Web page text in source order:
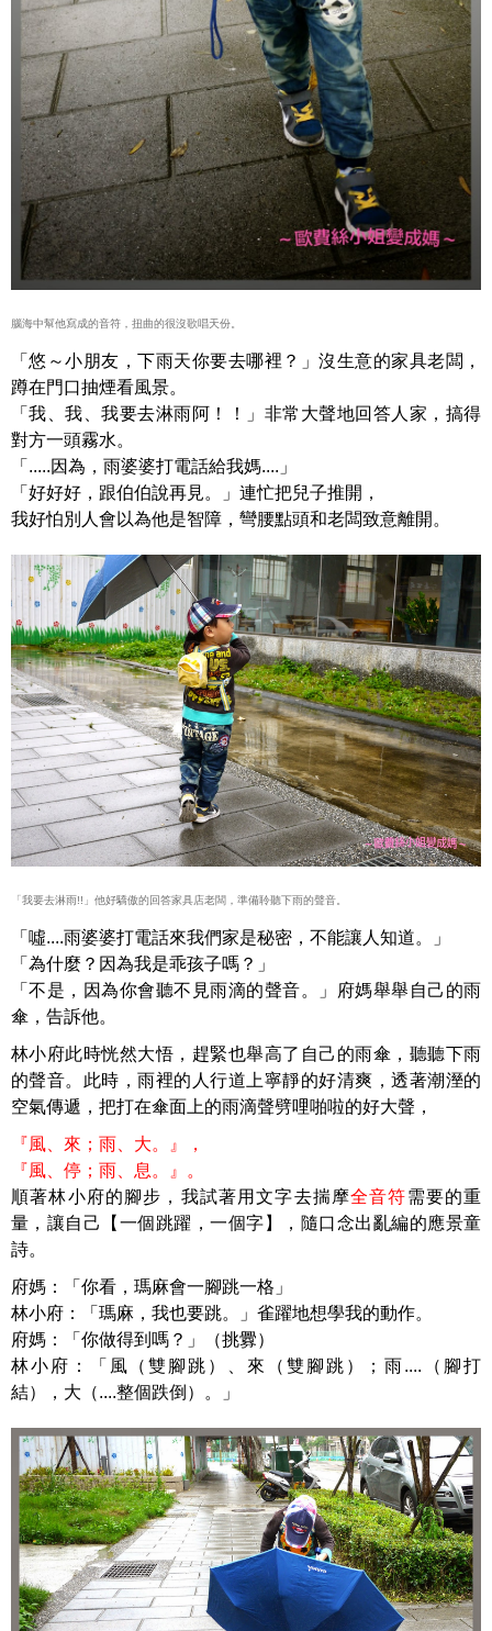
腦海中幫他寫成的音符，扭曲的很沒歌唱天份。
「悠～小朋友，下雨天你要去哪裡？」沒生意的家具老闆，
蹲在門口抽煙看風景。
「我、我、我要去淋雨阿！！」非常大聲地回答人家，搞得
對方一頭霧水。
「.....因為，雨婆婆打電話給我媽....」
「好好好，跟伯伯說再見。」連忙把兒子推開，
我好怕別人會以為他是智障，彎腰點頭和老闆致意離開。
「我要去淋雨!!」他好驕傲的回答家具店老闆，準備聆聽下雨的聲音。
「噓....雨婆婆打電話來我們家是秘密，不能讓人知道。」
「為什麼？因為我是乖孩子嗎？」
「不是，因為你會聽不見雨滴的聲音。」府媽舉舉自己的雨
傘，告訴他。
林小府此時恍然大悟，趕緊也舉高了自己的雨傘，聽聽下雨
的聲音。此時，雨裡的人行道上寧靜的好清爽，透著潮溼的
空氣傳遞，把打在傘面上的雨滴聲劈哩啪啦的好大聲，
『風、來；雨、大。』，
『風、停；雨、息。』。
順著林小府的腳步，我試著用文字去揣摩全音符需要的重
量，讓自己【一個跳躍，一個字】，隨口念出亂編的應景童
詩。
府媽：「你看，瑪麻會一腳跳一格」
林小府：「瑪麻，我也要跳。」雀躍地想學我的動作。
府媽：「你做得到嗎？」（挑釁）
林小府：「風（雙腳跳）、來（雙腳跳）；雨....（腳打
結），大（....整個跌倒）。」